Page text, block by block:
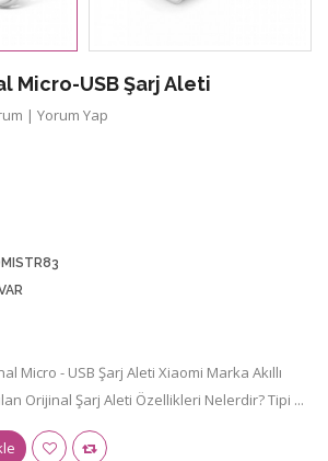
Micro-USB Şarj Aleti
| Yorum Yap
Micro - USB Şarj Aleti Xiaomi Marka Akıllı
Orijinal Şarj Aleti Özellikleri Nelerdir? Tipi ...